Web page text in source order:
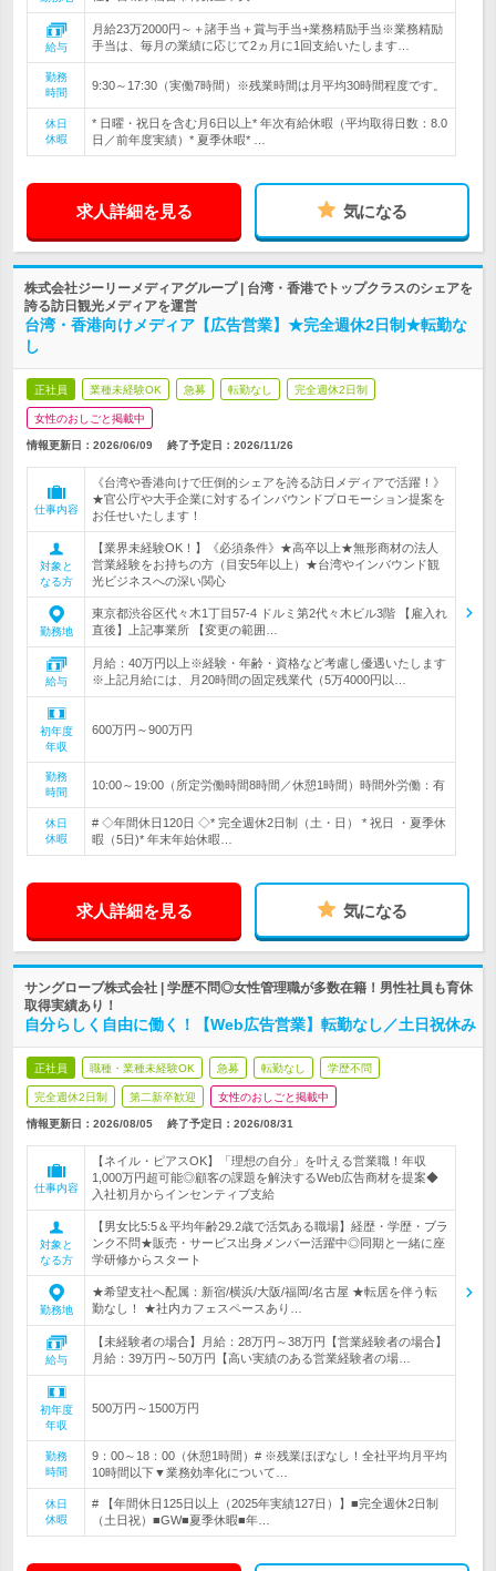
給与
月給23万2000円～＋諸手当＋賞与手当+業務精励手当※業務精励
手当は、毎月の業績に応じて2ヵ月に1回支給いたします…
勤務
時間
9:30～17:30（実働7時間）※残業時間は月平均30時間程度です。
休日
休暇
* 日曜・祝日を含む月6日以上* 年次有給休暇（平均取得日数：8.0
日／前年度実績）* 夏季休暇* …
求人詳細を見る 気になる
株式会社ジーリーメディアグループ | 台湾・香港でトップクラスのシェアを
誇る訪日観光メディアを運営
台湾・香港向けメディア【広告営業】★完全週休2日制★転勤な
し
正社員 業種未経験OK 急募 転勤なし 完全週休2日制
女性のおしごと掲載中
情報更新日：2026/06/09 終了予定日： 2026/11/26
仕事内容
《台湾や香港向けで圧倒的シェアを誇る訪日メディアで活躍！》
★官公庁や大手企業に対するインバウンドプロモーション提案を
お任せいたします！
対象と
なる方
【業界未経験OK！】《必須条件》★高卒以上★無形商材の法人
営業経験をお持ちの方（目安5年以上）★台湾やインバウンド観
光ビジネスへの深い関心
勤務地
東京都渋谷区代々木1丁目57-4 ドルミ第2代々木ビル3階 【雇入れ
直後】上記事業所 【変更の範囲…
給与
月給：40万円以上※経験・年齢・資格など考慮し優遇いたします
※上記月給には、月20時間の固定残業代（5万4000円以…
初年度
年収
600万円～900万円
勤務
時間
10:00～19:00（所定労働時間8時間／休憩1時間）時間外労働：有
休日
休暇
# ◇年間休日120日 ◇* 完全週休2日制（土・日） * 祝日 ・夏季休
暇（5日)* 年末年始休暇…
求人詳細を見る 気になる
サングローブ株式会社 | 学歴不問◎女性管理職が多数在籍！男性社員も育休
取得実績あり！
自分らしく自由に働く！【Web広告営業】転勤なし／土日祝休み
正社員 職種・業種未経験OK 急募 転勤なし 学歴不問
完全週休2日制 第二新卒歓迎 女性のおしごと掲載中
情報更新日：2026/08/05 終了予定日： 2026/08/31
仕事内容
【ネイル・ピアスOK】「理想の自分」を叶える営業職！年収
1,000万円超可能◎顧客の課題を解決するWeb広告商材を提案◆
入社初月からインセンティブ支給
対象と
なる方
【男女比5:5＆平均年齢29.2歳で活気ある職場】経歴・学歴・ブラ
ンク不問★販売・サービス出身メンバー活躍中◎同期と一緒に座
学研修からスタート
勤務地
★希望支社へ配属：新宿/横浜/大阪/福岡/名古屋 ★転居を伴う転
勤なし！ ★社内カフェスペースあり…
給与
【未経験者の場合】月給：28万円～38万円【営業経験者の場合】
月給：39万円～50万円【高い実績のある営業経験者の場…
初年度
年収
500万円～1500万円
勤務
時間
9：00～18：00（休憩1時間）# ※残業ほぼなし！全社平均月平均
10時間以下▼業務効率化について…
休日
休暇
# 【年間休日125日以上（2025年実績127日）】■完全週休2日制
（土日祝）■GW■夏季休暇■年…